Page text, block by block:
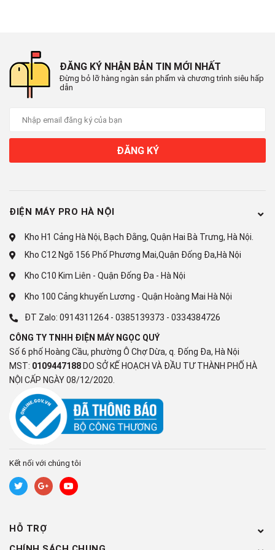
Ngăn PrimeFresh bảo quản thực phẩm không cần rã đông
mềm với ngăn chứa Prime Fresh hiện đại cho phép bạn bảo
quản thực phẩm tươi sống ở nhiệt độ thấp -3 độ mà không bị
biến một bữa cơm đầy đủ dinh dưỡng cho các thành viên trong
gia đình thân yêu.
ĐĂNG KÝ NHẬN BẢN TIN MỚI NHẤT
Đừng bỏ lỡ hàng ngàn sản phẩm và chương trình siêu hấp
dẫn
ĐĂNG KÝ
ĐIỆN MÁY PRO HÀ NỘI
Kho H1 Cảng Hà Nội, Bạch Đằng, Quận Hai Bà Trưng, Hà Nội.
Kho C12 Ngõ 156 Phố Phương Mai,Quận Đống Đa,Hà Nội
Kho C10 Kim Liên - Quận Đống Đa - Hà Nội
Kho 100 Cảng khuyến Lương - Quận Hoàng Mai Hà Nội
ĐT Zalo: 0914311264 - 0385139373 - 0334384726
CÔNG TY TNHH ĐIỆN MÁY NGỌC QUÝ
Số 6 phố Hoàng Cầu, phường Ô Chợ Dừa, q. Đống Đa, Hà Nội
MST: 0109447188 DO SỞ KẾ HOẠCH VÀ ĐẦU TƯ THÀNH PHỐ HÀ
NỘI CẤP NGÀY 08/12/2020.
Kết nối với chúng tôi
HỖ TRỢ